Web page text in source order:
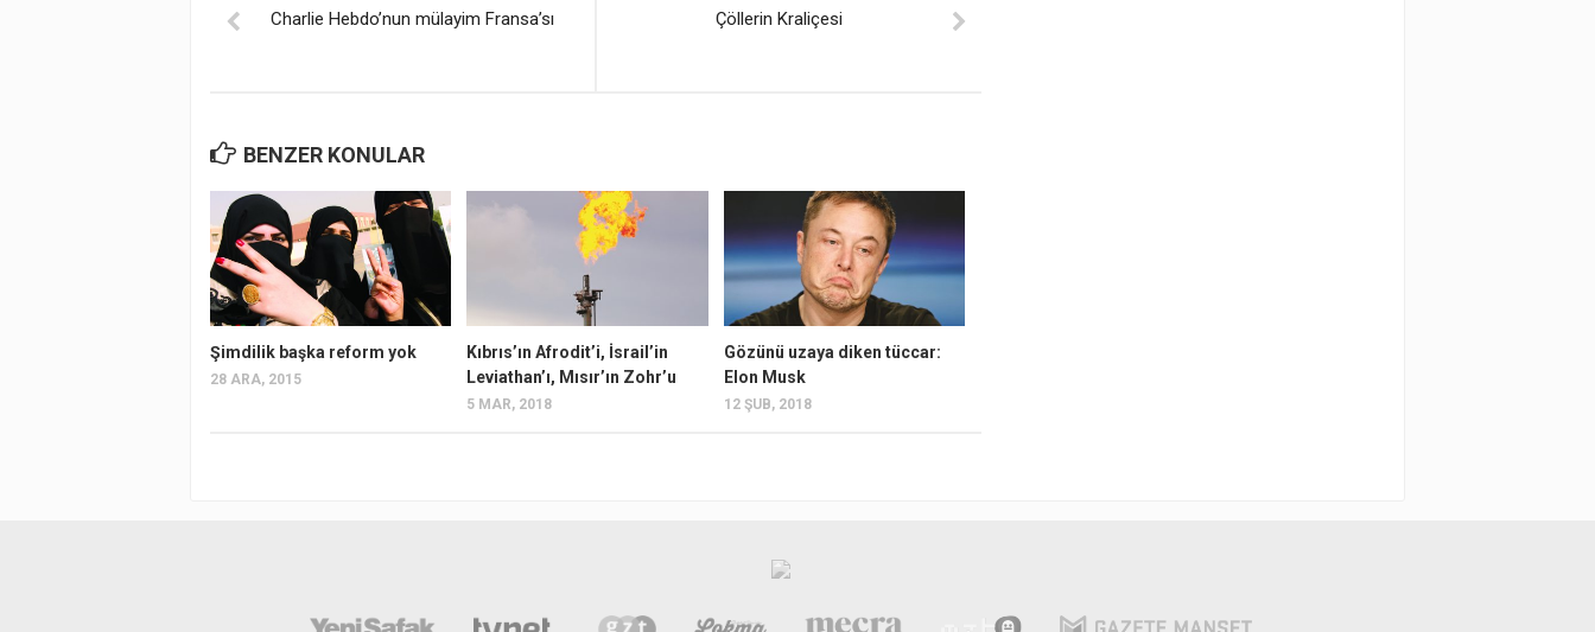
Çöllerin Kraliçesi
Charlie Hebdo’nun mülayim Fransa’sı
BENZER KONULAR
Şimdilik başka reform yok
28 ARA, 2015
Kıbrıs’ın Afrodit’i, İsrail’in
Leviathan’ı, Mısır’ın Zohr’u
5 MAR, 2018
Gözünü uzaya diken tüccar:
Elon Musk
12 ŞUB, 2018